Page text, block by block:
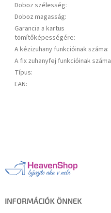
Doboz szélesség:
Doboz magasság:
Garancia a kartus
tömítőképességére:
A kézizuhany funkcióinak száma:
A fix zuhanyfej funkcióinak száma
Típus:
EAN:
INFORMÁCIÓK ÖNNEK